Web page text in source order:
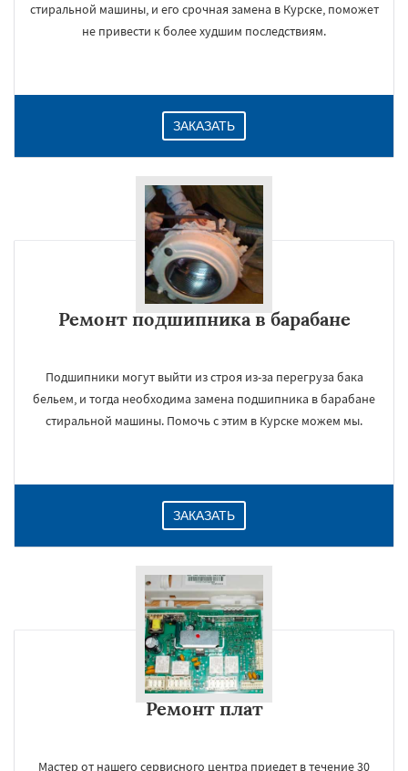
стиральной машины, и его срочная замена в Курске, поможет
не привести к более худшим последствиям.
ЗАКАЗАТЬ
Ремонт подшипника в барабане
Подшипники могут выйти из строя из-за перегруза бака
бельем, и тогда необходима замена подшипника в барабане
стиральной машины. Помочь с этим в Курске можем мы.
ЗАКАЗАТЬ
Ремонт плат
Мастер от нашего сервисного центра приедет в течение 30